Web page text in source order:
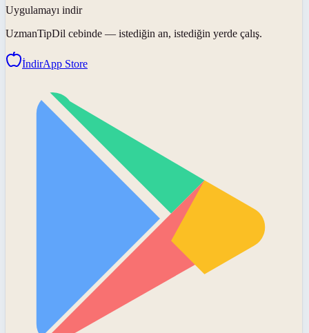
Uygulamayı indir
UzmanTipDil cebinde — istediğin an, istediğin yerde çalış.
İndirApp Store